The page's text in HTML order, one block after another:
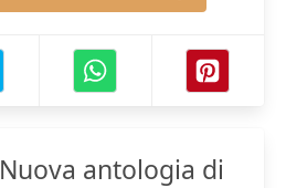
Nuova antologia di